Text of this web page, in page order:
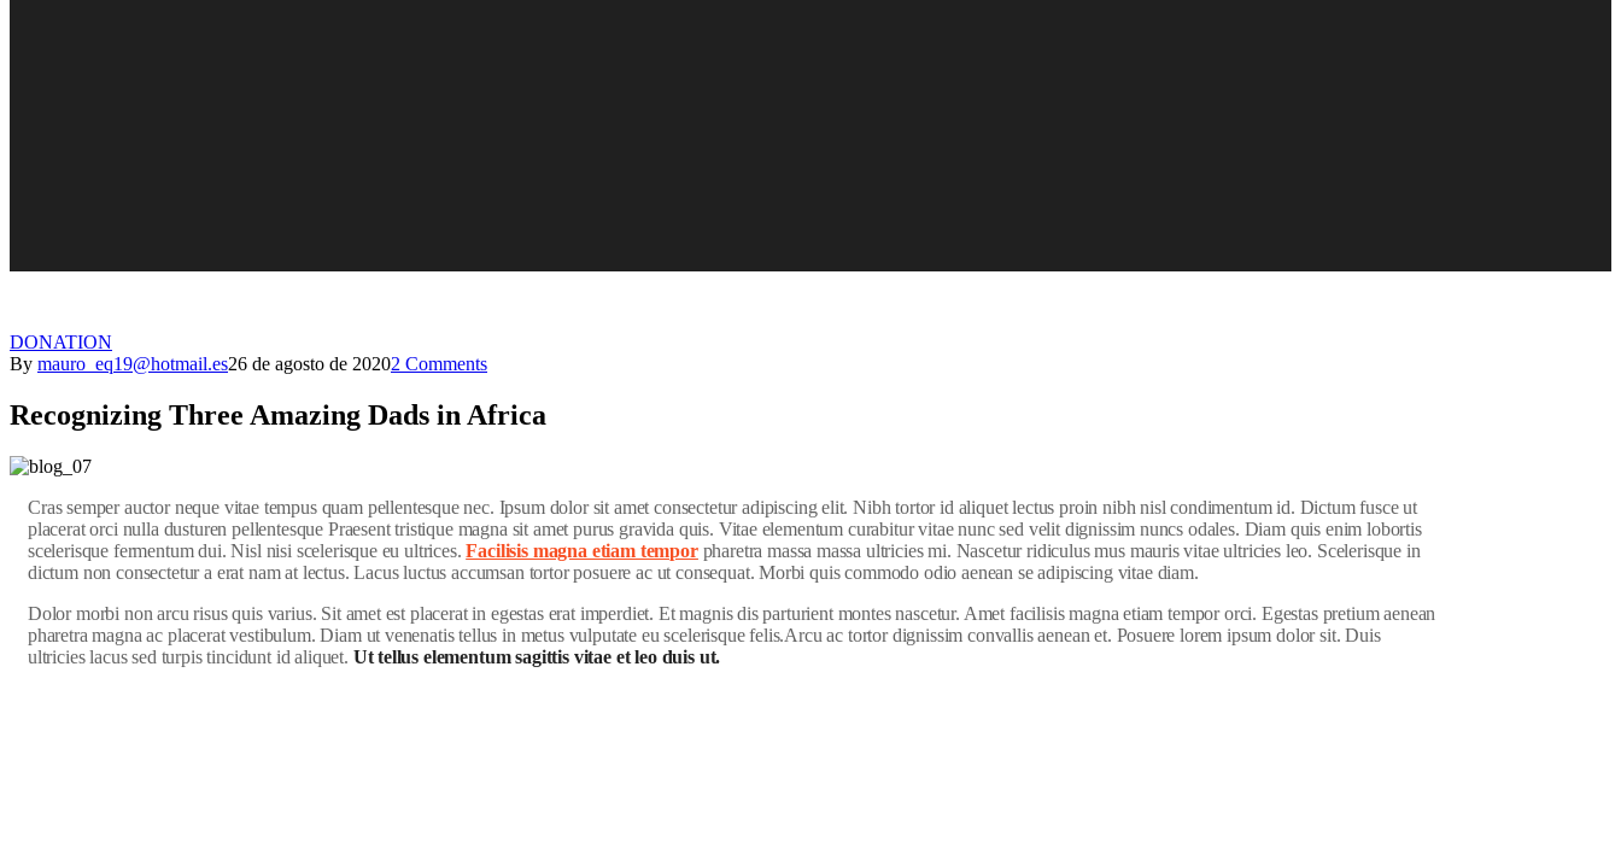
DONATION
By mauro_eq19@hotmail.es26 de agosto de 20202 Comments
Recognizing Three Amazing Dads in Africa
Cras semper auctor neque vitae tempus quam pellentesque nec. Ipsum dolor sit amet consectetur adipiscing elit. Nibh tortor id aliquet lectus proin nibh nisl condimentum id. Dictum fusce ut
placerat orci nulla dusturen pellentesque Praesent tristique magna sit amet purus gravida quis. Vitae elementum curabitur vitae nunc sed velit dignissim nuncs odales. Diam quis enim lobortis
scelerisque fermentum dui. Nisl nisi scelerisque eu ultrices.Facilisis magna etiam temporpharetra massa massa ultricies mi. Nascetur ridiculus mus mauris vitae ultricies leo. Scelerisque in
dictum non consectetur a erat nam at lectus. Lacus luctus accumsan tortor posuere ac ut consequat. Morbi quis commodo odio aenean se adipiscing vitae diam.
Dolor morbi non arcu risus quis varius. Sit amet est placerat in egestas erat imperdiet. Et magnis dis parturient montes nascetur. Amet facilisis magna etiam tempor orci. Egestas pretium aenean
pharetra magna ac placerat vestibulum. Diam ut venenatis tellus in metus vulputate eu scelerisque felis.Arcu ac tortor dignissim convallis aenean et. Posuere lorem ipsum dolor sit. Duis
ultricies lacus sed turpis tincidunt id aliquet. Ut tellus elementum sagittis vitae et leo duis ut.